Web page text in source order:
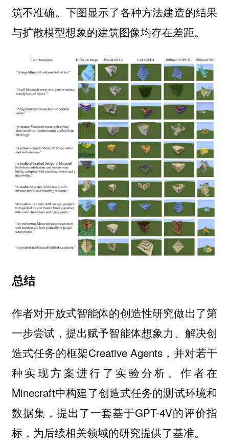
筑不准确。下图显示了各种方法建造的结果
与扩散模型想象的建筑图像均存在差距。
总结
作者对开放式智能体的创造性研究做出了第
一步尝试，提出赋予智能体想象力、解决创
造式任务的框架Creative Agents，并对若干
种实现方案进行了实验分析。作者在
Minecraft中构建了创造式任务的测试环境和
数据集，提出了一套基于GPT-4V的评价指
标，为后续相关领域的研究提供了基准。